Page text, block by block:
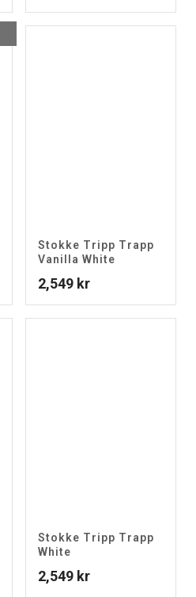
Stokke Tripp Trapp
Vanilla White
2,549 kr
Stokke Tripp Trapp
White
2,549 kr